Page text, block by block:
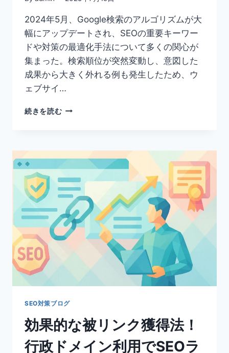
2024年5月、Google検索のアルゴリズムが大
幅にアップデートされ、SEOの重要キーワー
ドや対策の最適化手法について多くの関心が
集まった。検索順位が突然変動し、意図した
成果から大きく外れる例も発生したため、ウ
ェブサイ…
続きを読む2024
の
GOOGLE
ッ
プ
デ
ー
ト
が
対
ぼ
影
響
は？
SEO対策ブログ
効果的な被リンク獲得法！
行政ドメイン利用でSEOラ